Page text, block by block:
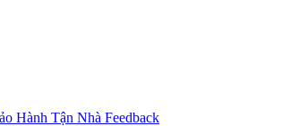
Hành Tận Nhà Feedback